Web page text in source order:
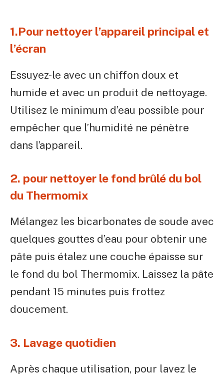
1.Pour nettoyer l’appareil principal et
l’écran
Essuyez-le avec un chiffon doux et
humide et avec un produit de nettoyage.
Utilisez le minimum d’eau possible pour
empêcher que l’humidité ne pénètre
dans l’appareil.
2. pour nettoyer le fond brûlé du bol
du Thermomix
Mélangez les bicarbonates de soude avec
quelques gouttes d’eau pour obtenir une
pâte puis étalez une couche épaisse sur
le fond du bol Thermomix. Laissez la pâte
pendant 15 minutes puis frottez
doucement.
3. Lavage quotidien
Après chaque utilisation, pour lavez le